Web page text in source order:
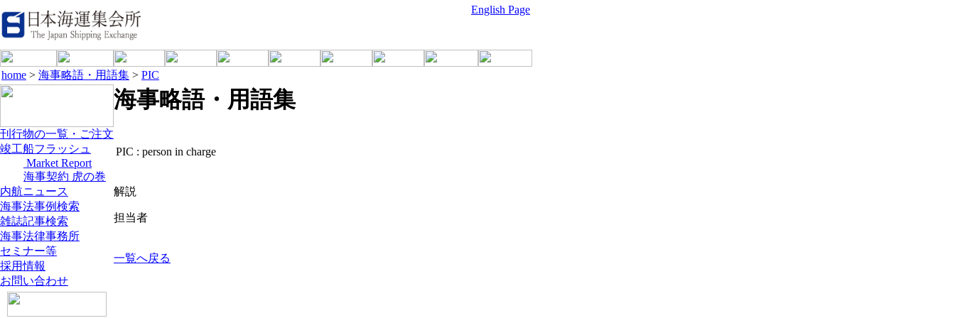
English Page
home > 海事略語・用語集 > PIC
刊行物の一覧・ご注文
竣工船フラッシュ
Market Report
海事契約 虎の巻
内航ニュース
海事法事例検索
雑誌記事検索
海事法律事務所
セミナー等
採用情報
お問い合わせ
海事略語・用語集
PIC : person in charge
解説
担当者
一覧へ戻る